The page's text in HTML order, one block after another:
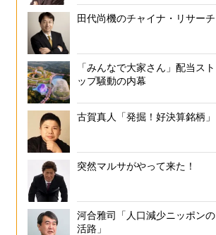
田代尚機のチャイナ・リサーチ
「みんなで大家さん」配当スト
ップ騒動の内幕
古賀真人「発掘！好決算銘柄」
突然マルサがやって来た！
河合雅司「人口減少ニッポンの
活路」